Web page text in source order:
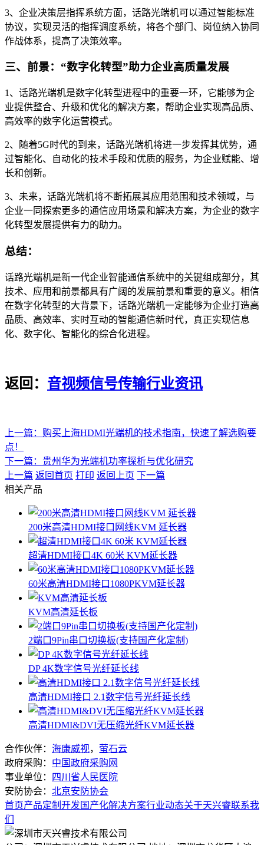
3、企业决策层指挥系统方面，话路光端机可以通过智能标准
协议，实现灵活的指挥调度系统，将各个部门、岗位纳入协同
作战体系，提高了决策效率。
三、前景：“数字化转型”助力企业高质量发展
1、话路光端机是数字化转型进程中的重要一环，它能够为企
业提供整合、升级和优化的解决方案，帮助企业实现高品质、
高效率的数字化运营模式。
2、随着5G时代的到来，话路光端机将进一步发挥其优势，通
过智能化、自动化的技术手段和优质的服务，为企业赋能、增
长和创新。
3、未来，话路光端机将不断拓展其应用范围和技术领域，与
企业一同探索更多的通信应用场景和解决方案，为企业的数字
化转型发展提供有力的助力。
总结：
话路光端机是新一代企业智能通信系统中的关键组成部分，其
技术、应用和前景都具有广阔的发展前景和重要的意义。相信
在数字化转型的大背景下，话路光端机一定能够为企业打造高
品质、高效率、实时互动的智能通信新时代，真正实现信息
化、数字化、智能化的综合化进程。
返回： 音视频信号传输行业资讯
上一篇：购买上海HDMI光端机的技术指南，快速了解选购要
点！
下一篇：贵州华为光端机功率探析与优化研究
上一篇 返回首页 打印 返回上页 下一篇
相关产品
200米高清HDMI接口网线KVM 延长器
超清HDMI接口4K 60米 KVM延长器
60米高清HDMI接口1080PKVM延长器
KVM高清延长板
2端口9Pin串口切换板(支持国产化定制)
DP 4K数字信号光纤延长线
高清HDMI接口 2.1数字信号光纤延长线
高清HDMI&DVI无压缩光纤KVM延长器
合作伙伴： 海康威视， 萤石云
政府采购： 中国政府采购网
事业单位：
四川省人民医院
安防协会： 北京安防协会
首页产品定制开发 国产化解决方案行业动态关于天兴睿联系我
们